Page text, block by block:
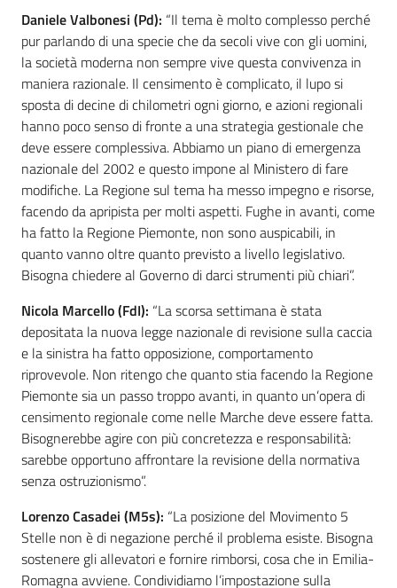
Daniele Valbonesi (Pd): “Il tema è molto complesso perché
pur parlando di una specie che da secoli vive con gli uomini,
la società moderna non sempre vive questa convivenza in
maniera razionale. Il censimento è complicato, il lupo si
sposta di decine di chilometri ogni giorno, e azioni regionali
hanno poco senso di fronte a una strategia gestionale che
deve essere complessiva. Abbiamo un piano di emergenza
nazionale del 2002 e questo impone al Ministero di fare
modifiche. La Regione sul tema ha messo impegno e risorse,
facendo da apripista per molti aspetti. Fughe in avanti, come
ha fatto la Regione Piemonte, non sono auspicabili, in
quanto vanno oltre quanto previsto a livello legislativo.
Bisogna chiedere al Governo di darci strumenti più chiari”.
Nicola Marcello (FdI): “La scorsa settimana è stata
depositata la nuova legge nazionale di revisione sulla caccia
e la sinistra ha fatto opposizione, comportamento
riprovevole. Non ritengo che quanto stia facendo la Regione
Piemonte sia un passo troppo avanti, in quanto un’opera di
censimento regionale come nelle Marche deve essere fatta.
Bisognerebbe agire con più concretezza e responsabilità:
sarebbe opportuno affrontare la revisione della normativa
senza ostruzionismo”.
Lorenzo Casadei (M5s): “La posizione del Movimento 5
Stelle non è di negazione perché il problema esiste. Bisogna
sostenere gli allevatori e fornire rimborsi, cosa che in Emilia-
Romagna avviene. Condividiamo l’impostazione sulla